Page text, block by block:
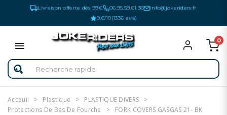
Livraison offerte dès 99€ 06.95.59.61.36
info@jokeriders.fr
9.6/10(1336 avis)
0
Acceuil Plastique
PLASTIQUE DIVERS
Protections De Bas De Fourche
FORK COVERS GASGAS 21- BK